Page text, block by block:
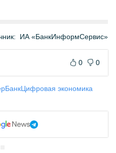
ИА «БанкИнформСервис»
0 0
Цифровая экономика